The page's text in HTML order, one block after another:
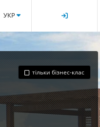
УКР
тільки бізнес-клас